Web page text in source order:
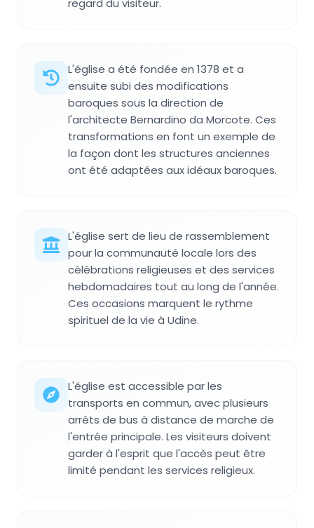
regard du visiteur.
L'église a été fondée en 1378 et a
ensuite subi des modifications
baroques sous la direction de
l'architecte Bernardino da Morcote. Ces
transformations en font un exemple de
la façon dont les structures anciennes
ont été adaptées aux idéaux baroques.
L'église sert de lieu de rassemblement
pour la communauté locale lors des
célébrations religieuses et des services
hebdomadaires tout au long de l'année.
Ces occasions marquent le rythme
spirituel de la vie à Udine.
L'église est accessible par les
transports en commun, avec plusieurs
arrêts de bus à distance de marche de
l'entrée principale. Les visiteurs doivent
garder à l'esprit que l'accès peut être
limité pendant les services religieux.